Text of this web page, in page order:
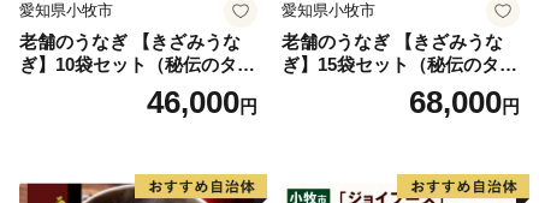
愛知県小牧市
老舗のうなぎ 【きざみうな
ぎ】10袋セット（秘伝のタレ
46,000円
愛知県小牧市
老舗のうなぎ 【きざみうな
ぎ】15袋セット（秘伝のタレ
68,000円